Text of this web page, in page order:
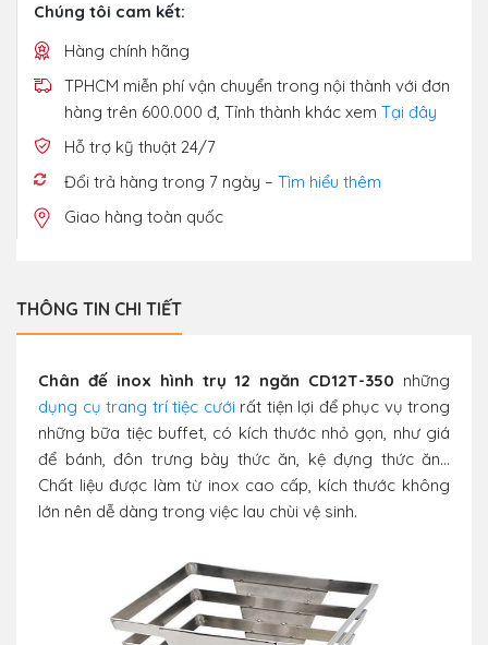
Chúng tôi cam kết:
Hàng chính hãng
TPHCM miễn phí vận chuyển trong nội thành với đơn
hàng trên 600.000 đ, Tỉnh thành khác xem Tại đây
Hỗ trợ kỹ thuật 24/7
Đổi trả hàng trong 7 ngày – Tìm hiểu thêm
Giao hàng toàn quốc
THÔNG TIN CHI TIẾT
Chân đế inox hình trụ 12 ngăn CD12T-350 những
dụng cụ trang trí tiệc cướirất tiện lợi để phục vụ trong
những bữa tiệc buffet, có kích thước nhỏ gọn, như giá
để bánh, đôn trưng bày thức ăn, kệ đựng thức ăn…
Chất liệu được làm từ inox cao cấp, kích thước không
lớn nên dễ dàng trong việc lau chùi vệ sinh.